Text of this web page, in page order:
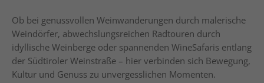
Ob bei genussvollen Weinwanderungen durch malerische
Weindörfer, abwechslungsreichen Radtouren durch
idyllische Weinberge oder spannenden WineSafaris entlang
der Südtiroler Weinstraße – hier verbinden sich Bewegung,
Kultur und Genuss zu unvergesslichen Momenten.